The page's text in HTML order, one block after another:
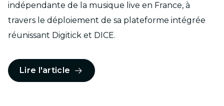
indépendante de la musique live en France, à
travers le déploiement de sa plateforme intégrée
réunissant Digitick et DICE.
Lire l'article